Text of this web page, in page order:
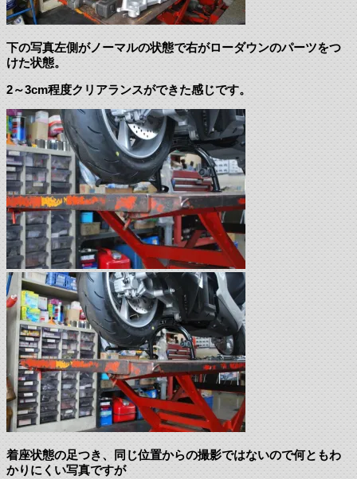
下の写真左側がノーマルの状態で右がローダウンのパーツをつ
けた状態。
2～3cm程度クリアランスができた感じです。
着座状態の足つき、同じ位置からの撮影ではないので何ともわ
かりにくい写真ですが